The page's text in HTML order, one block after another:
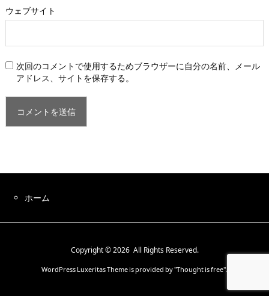
ウェブサイト
次回のコメントで使用するためブラウザーに自分の名前、メール
アドレス、サイトを保存する。
ホーム
Copyright ©2026 All Rights Reserved.
WordPress Luxeritas Theme is provided by "Thought is free".